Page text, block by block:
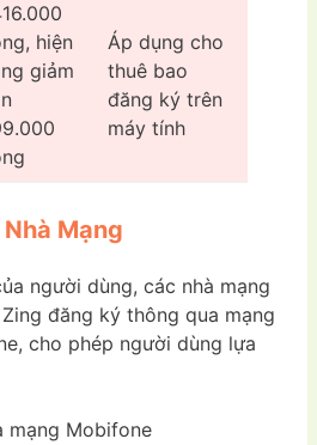
hiện
giảm
Áp dụng cho
thuê bao
đăng ký trên
máy tính
Mạng
người dùng, các nhà mạng
đăng ký thông qua mạng
cho phép người dùng lựa
mạng Mobifone